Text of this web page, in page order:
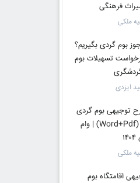
فرهنگی
ملکی
بوم گردی بگیریم؟
تسهیلات بوم
ایزدی
توجیهی بوم گردی
روستایی (Word+Pdf) | وام
ملکی
اقامتگاه بوم